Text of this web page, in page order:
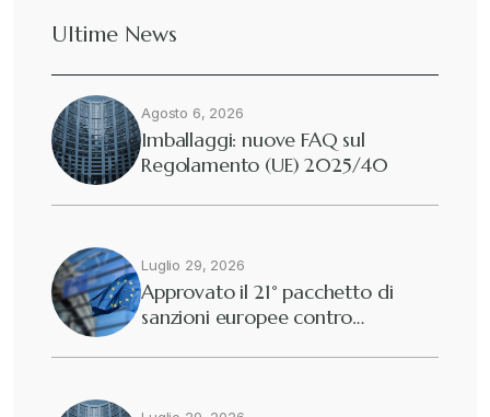
Deforestazione
Diritto tributario internazionale
Dogane
Eutekne
Fisco e tributi
Ultime News
Agosto 6, 2026
Imballaggi: nuove FAQ sul
Regolamento (UE) 2025/40
Luglio 29, 2026
Approvato il 21° pacchetto di
sanzioni europee contro…